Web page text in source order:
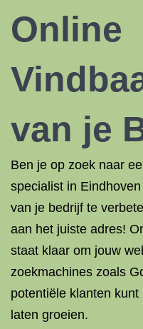
Online
van je
Ben je op zoek naar
specialist in
van je bedrijf te
aan het juiste adres!
staat klaar om jouw
zoekmachines zoals
potentiële klanten
laten groeien.